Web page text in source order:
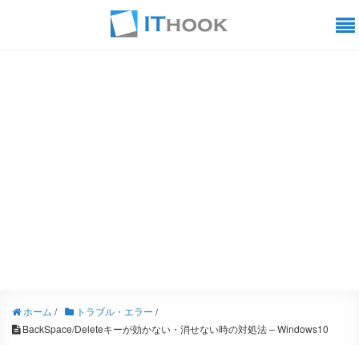
ホーム / トラブル・エラー /
BackSpace/Deleteキーが効かない・消せない時の対処法 – Windows10